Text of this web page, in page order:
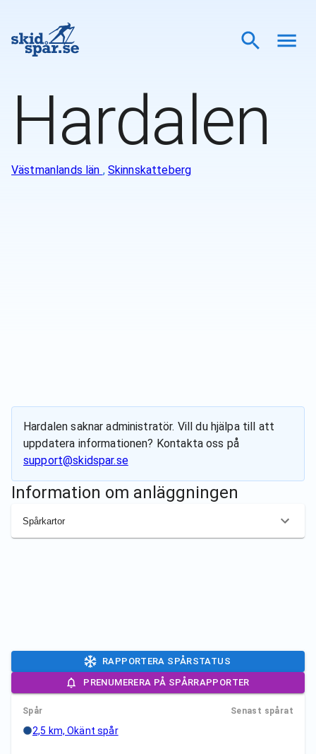
Hardalen
Västmanlands län , Skinnskatteberg
Hardalen saknar administratör. Vill du hjälpa till att
uppdatera informationen? Kontakta oss på
support@skidspar.se
Information om anläggningen
Spårkartor
RAPPORTERA SPÅRSTATUS
PRENUMERERA PÅ SPÅRRAPPORTER
Spår Senast spårat
2,5 km, Okänt spår